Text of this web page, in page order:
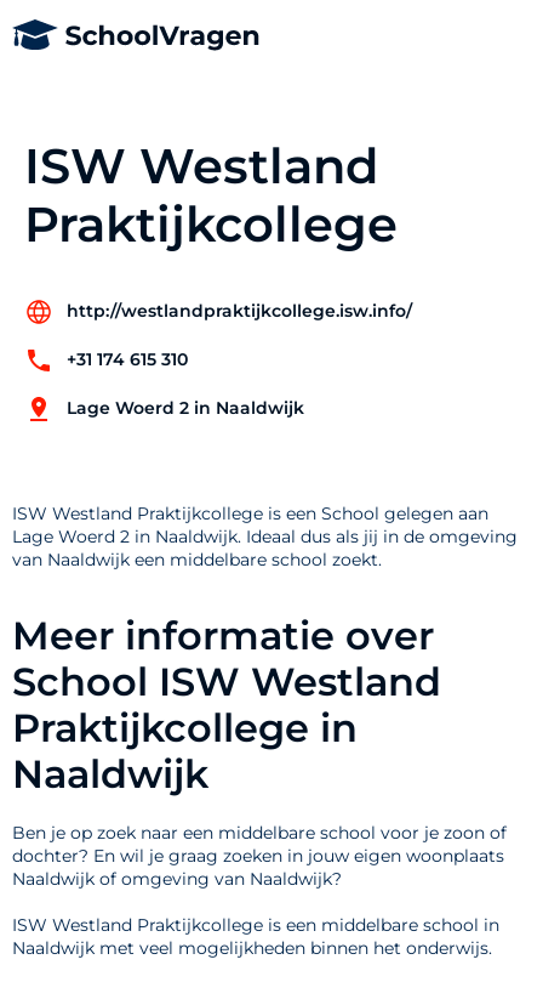
ISW Westland
Praktijkcollege
http://westlandpraktijkcollege.isw.info/
+31 174 615 310
Lage Woerd 2 in Naaldwijk
ISW Westland Praktijkcollege is een School gelegen aan
Lage Woerd 2 in Naaldwijk. Ideaal dus als jij in de omgeving
van Naaldwijk een middelbare school zoekt.
Meer informatie over
School ISW Westland
Praktijkcollege in
Naaldwijk
Ben je op zoek naar een middelbare school voor je zoon of
dochter? En wil je graag zoeken in jouw eigen woonplaats
Naaldwijk of omgeving van Naaldwijk?
ISW Westland Praktijkcollege is een middelbare school in
Naaldwijk met veel mogelijkheden binnen het onderwijs.